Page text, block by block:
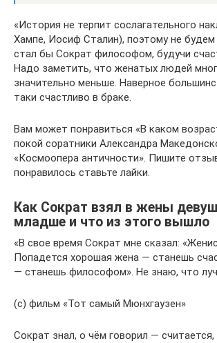
«История не терпит сослагательного
Хампе, Иосиф Сталин), поэтому не
стал бы Сократ философом, будучи
Надо заметить, что женатых людей
значительно меньше. Наверное
таки счастливо в браке.
Вам может понравиться «В каком
покой соратники Александра
«Космоопера античности». Пишите
понравилось ставьте лайки.
Как Сократ взял в жены
младше и что из этого вышло
«В свое время Сократ мне сказал:
Попадется хорошая жена — станешь
— станешь философом». Не знаю, что
(с) фильм «Тот самый Мюнхгаузен»
Сократ знал, о чём говорил —